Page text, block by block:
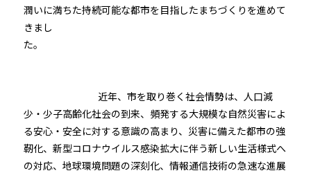
潤いに満ちた持続可能な都市を目指したまちづくりを進めて
きまし
た。
近年、市を取り巻く社会情勢は、人口減
少・少子高齢化社会の到来、頻発する大規模な自然災害によ
る安心・安全に対する意識の高まり、災害に備えた都市の強
靭化、新型コロナウイルス感染拡大に伴う新しい生活様式へ
の対応、地球環境問題の深刻化、情報通信技術の急速な進展